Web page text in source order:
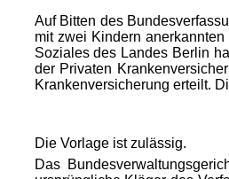
Auf Bitten des
mit zwei Kindern
Soziales des Landes Berlin
der Privaten
Krankenversicherung erteilt.
Die Vorlage ist zulässig.
Das